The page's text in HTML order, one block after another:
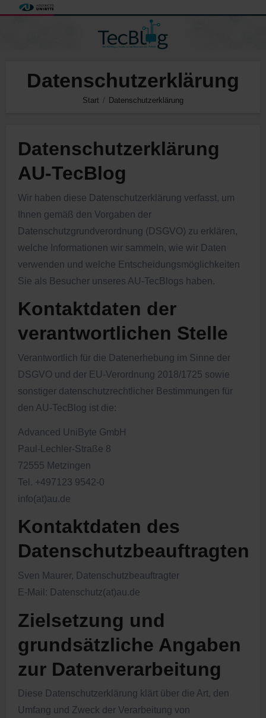
Datenschutzerklärung
Start Datenschutzerklärung
Datenschutzerklärung
AU-TecBlog
Wir haben diese Datenschutzerklärung verfasst, um
Ihnen gemäß den Vorgaben der
Datenschutzgrundverordnung (DSGVO) zu erklären,
welche Informationen wir sammeln, wie wir Daten
verwenden und welche Entscheidungsmöglichkeiten
Sie als Besucher unseres AU-TecBlogs haben.
Kontaktdaten der
verantwortlichen Stelle
Verantwortlich für die Datenerhebung im Sinne der
DSGVO und der EU-Verordnung 2018/1725 sowie
sonstiger datenschutzrechtlicher Bestimmungen für
den AU-TecBlog ist die:
Advanced UniByte GmbH
Paul-Lechler-Straße 8
72555 Metzingen
Tel. +497123 9542-0
info(at)au.de
Kontaktdaten des
Datenschutzbeauftragten
Sven Maurer, Datenschutzbeauftragter
E-Mail: Datenschutz(at)au.de
Zielsetzung und
grundsätzliche Angaben
zur Datenverarbeitung
Diese Datenschutzerklärung klärt über die Art, den
Umfang und Zweck der Verarbeitung von